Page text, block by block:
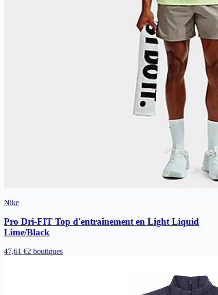
Nike
Pro Dri-FIT Top d'entraînement en Light Liquid
Lime/Black
47,61 €2 boutiques